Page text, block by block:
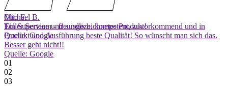
Otto F.
Toller Service und ausgezeichnetes Produkt!
Quelle: Google
Michael B.
Ein Superteam - freundlich, kompetent, zuvorkommend und in
Produkt und Ausführung beste Qualität! So wünscht man sich das.
Besser geht nicht!!
Quelle: Google
01
02
03